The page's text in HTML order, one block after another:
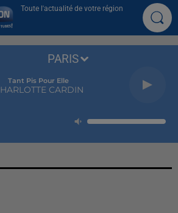
Toute l'actualité de votre région
Tant Pis Pour Elle
CARDIN
PARIS